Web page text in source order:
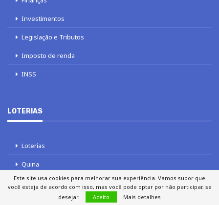
Investimentos
Legislação e Tributos
Imposto de renda
INSS
LOTERIAS
Loterias
Quina
Lotofácil
Este site usa cookies para melhorar sua experiência. Vamos supor que
você esteja de acordo com isso, mas você pode optar por não participar, se
desejar.
Aceito Mais detalhes